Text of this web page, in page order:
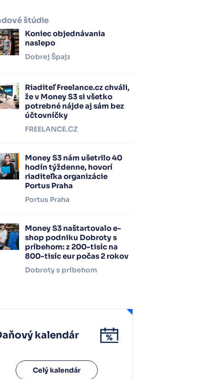
štúdie
Koniec objednávania
naslepo
Dobrej Špajz
Riaditeľ Freelance.cz chváli,
že v Money S3 si všetko
potrebné nájde aj sám bez
účtovníčky
FREELANCE.CZ
Money S3 nám ušetrilo 40
hodín týždenne, hovorí
riaditeľka organizácie
Portus Praha
Portus Praha
Money S3 naštartovalo e-
shop podniku Dobroty s
príbehom: z 200-tisíc na
800-tisíc eur počas 2 rokov
Dobroty s príbehom
kalendár
Celý kalendár